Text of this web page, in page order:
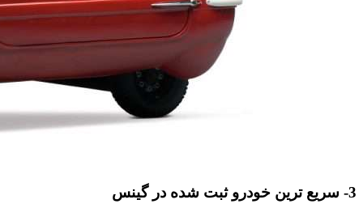
3- سریع ترین خودرو ثبت شده در گینس